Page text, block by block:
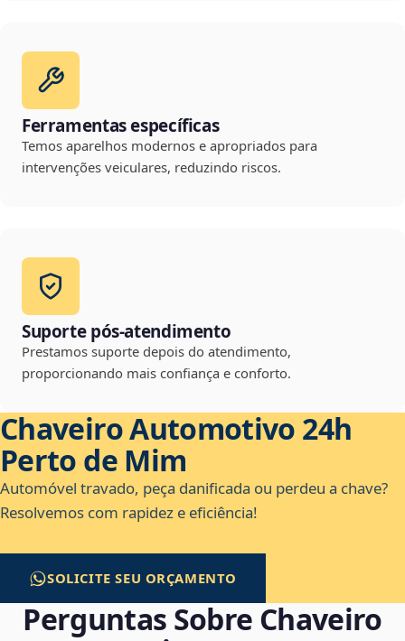
Ferramentas específicas
Temos aparelhos modernos e apropriados para
intervenções veiculares, reduzindo riscos.
Suporte pós-atendimento
Prestamos suporte depois do atendimento,
proporcionando mais confiança e conforto.
Chaveiro Automotivo 24h
Perto de Mim
Automóvel travado, peça danificada ou perdeu a chave?
Resolvemos com rapidez e eficiência!
SOLICITE SEU ORÇAMENTO
Perguntas Sobre Chaveiro